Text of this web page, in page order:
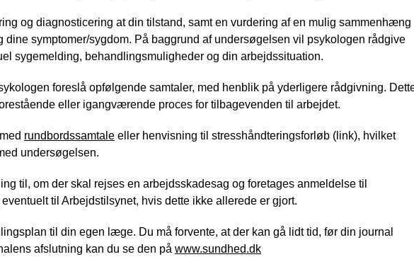
og diagnosticering at din tilstand, samt en vurdering af en mulig sammenhæng
symptomer/sygdom. På baggrund af undersøgelsen vil psykologen rådgive
sygemelding, behandlingsmuligheder og din arbejdssituation.
foreslå opfølgende samtaler, med henblik på yderligere rådgivning.
eller igangværende proces for tilbagevenden til arbejdet.
rundbordssamtale eller henvisning til stresshåndteringsforløb (link), hvilket
undersøgelsen.
til, om der skal rejses en arbejdsskadesag og foretages anmeldelse til
til Arbejdstilsynet, hvis dette ikke allerede er gjort.
til din egen læge. Du må forvente, at der kan gå lidt tid, før din journal
afslutning kan du se den på www.sundhed.dk